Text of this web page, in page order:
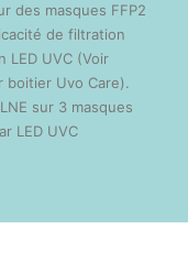
des masques FFP2
de filtration
LED UVC (Voir
boitier Uvo Care).
sur 3 masques
LED UVC